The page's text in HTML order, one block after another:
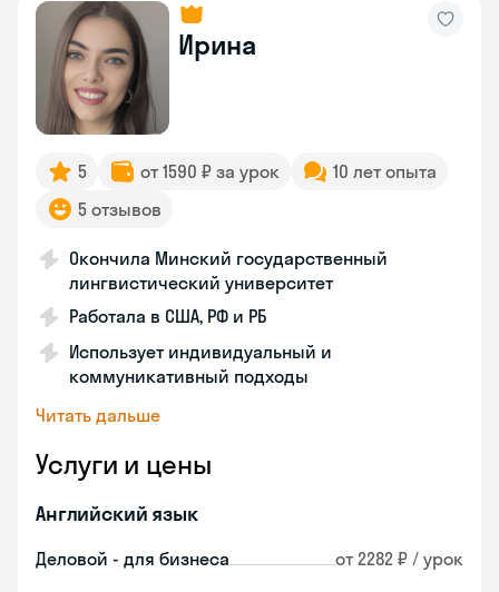
Ирина
5 от 1590 ₽ за урок
10 лет опыта
5 отзывов
Окончила Минский государственный
лингвистический университет
Работала в США, РФ и РБ
Использует индивидуальный и
коммуникативный подходы
Читать дальше
Услуги и цены
Английский язык
Деловой - для бизнеса от 2282 ₽ / урок